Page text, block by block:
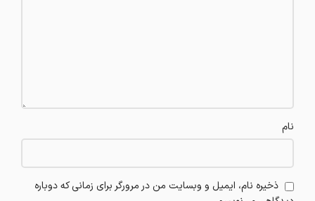
نام
ذخیره نام، ایمیل و وبسایت من در مرورگر برای زمانی که دوباره